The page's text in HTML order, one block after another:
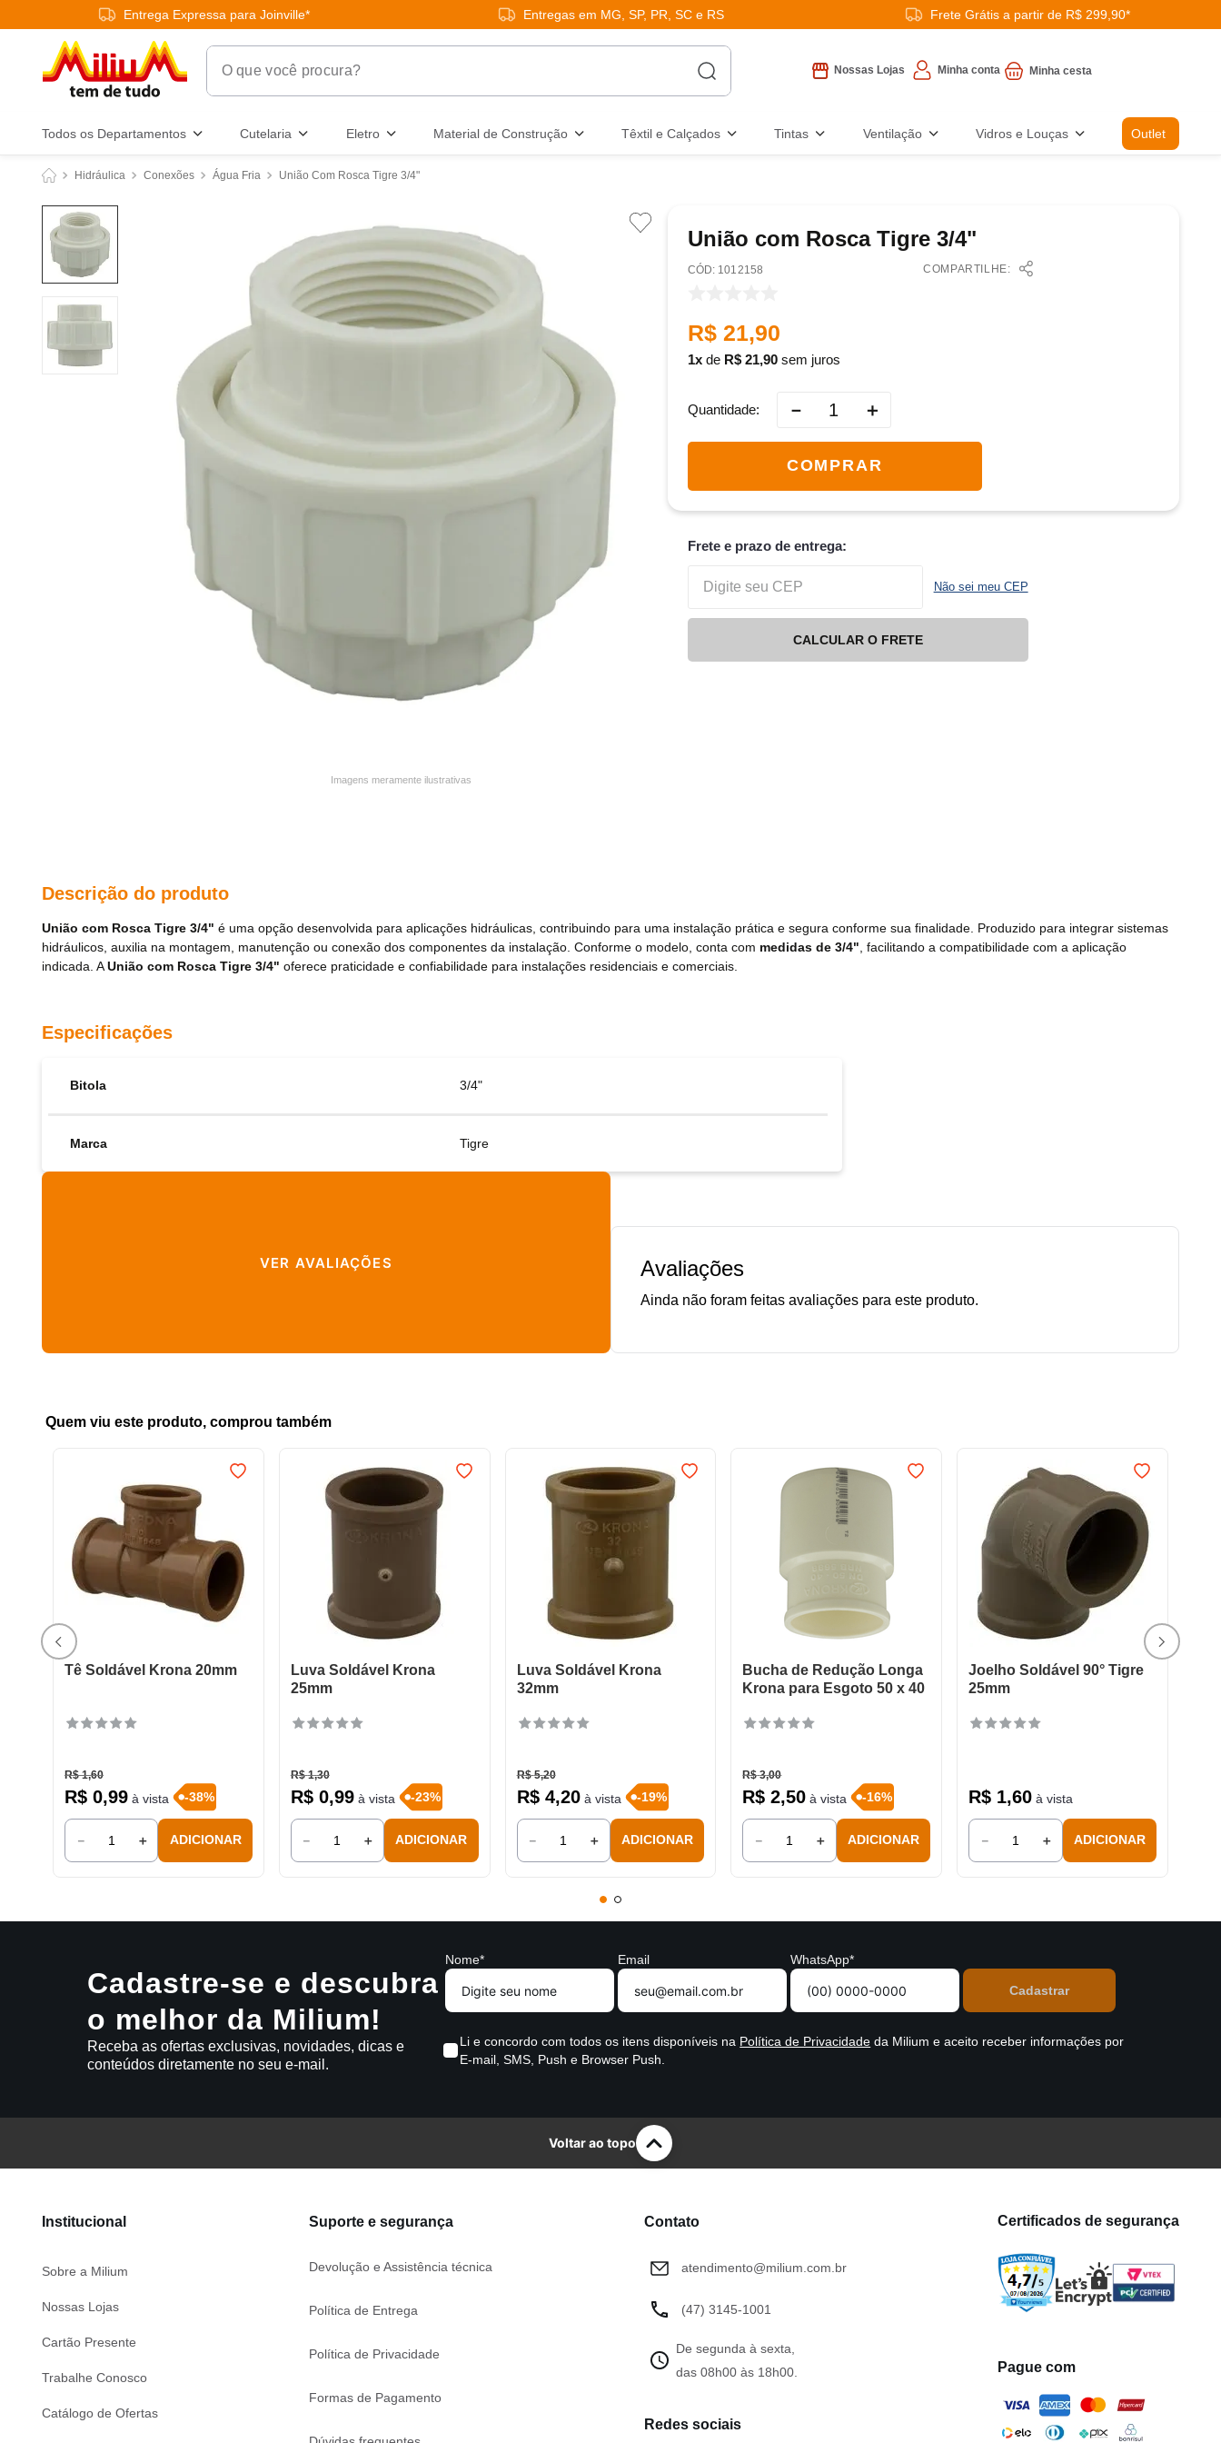
Entrega Expressa para Joinville* Entregas em MG, SP, PR, SC e RS Frete Grátis a partir de R$ 299,90*
O que você procura?
Nossas Lojas Minha conta
Todos os Departamentos Cutelaria Eletro Material de Construção Têxtil e Calçados Tintas Ventilação Vidros e Louças Outlet
Hidráulica Conexões Água Fria União Com Rosca Tigre 3/4"
Imagens meramente ilustrativas
União com Rosca Tigre 3/4"
: 1012158 COMPARTILHE:
R$ 21,90
1 de R$ 21,90sem juros
Quantidade ＋
－
COMPRAR
Frete e prazo de entrega:
Não sei meu CEP
CALCULAR O FRETE
Descrição do produto
União com Rosca Tigre 3/4" é uma opção desenvolvida para aplicações hidráulicas, contribuindo para uma instalação prática e segura conforme sua finalidade. Produzido para integrar sistemas
hidráulicos, auxilia na montagem, manutenção ou conexão dos componentes da instalação. Conforme o modelo, conta com medidas de 3/4" , facilitando a compatibilidade com a aplicação
indicada. AUnião com Rosca Tigre 3/4" oferece praticidade e confiabilidade para instalações residenciais e comerciais.
Especificações
Bitola 3/4"
Marca Tigre
VER AVALIAÇÕES Avaliações
Quem viu este produto, comprou também
Tê Soldável Krona 20mm
R$ 1,60
R$ 0,99à vista -38%
＋
－ ADICIONAR
Luva Soldável Krona
25mm
R$ 1,30
R$ 0,99à vista -23%
＋
－ ADICIONAR
Luva Soldável Krona
32mm
R$ 5,20
R$ 4,20à vista -19%
＋
－ ADICIONAR
Bucha de Redução Longa
Krona para Esgoto 50 x 40
R$ 3,00
R$ 2,50 à vista -16%
＋
－ ADICIONAR
Joelho Soldável 90° Tigre
25mm
R$ 1,60 à vista
＋
－ ADICIONAR
Cadastre-se e descubra
o melhor da Milium!
Receba as ofertas exclusivas, novidades, dicas e
conteúdos diretamente no seu e-mail.
Nome* Email WhatsApp*
Li e concordo com todos os itens disponíveis na Política de Privacidade da Milium e aceito receber informações por
E-mail, SMS, Push e Browser Push.
Voltar ao topo
Institucional
Sobre a Milium
Nossas Lojas
Cartão Presente
Trabalhe Conosco
Catálogo de Ofertas
Suporte e segurança
Devolução e Assistência técnica
Política de Entrega
Política de Privacidade
Formas de Pagamento
Contato
atendimento@milium.com.br
(47) 3145-1001
De segunda à sexta,
das 08h00 às 18h00.
Redes sociais
Certificados de segurança
Pague com
garrafa térmica
banheiro
luminária
8
caneca